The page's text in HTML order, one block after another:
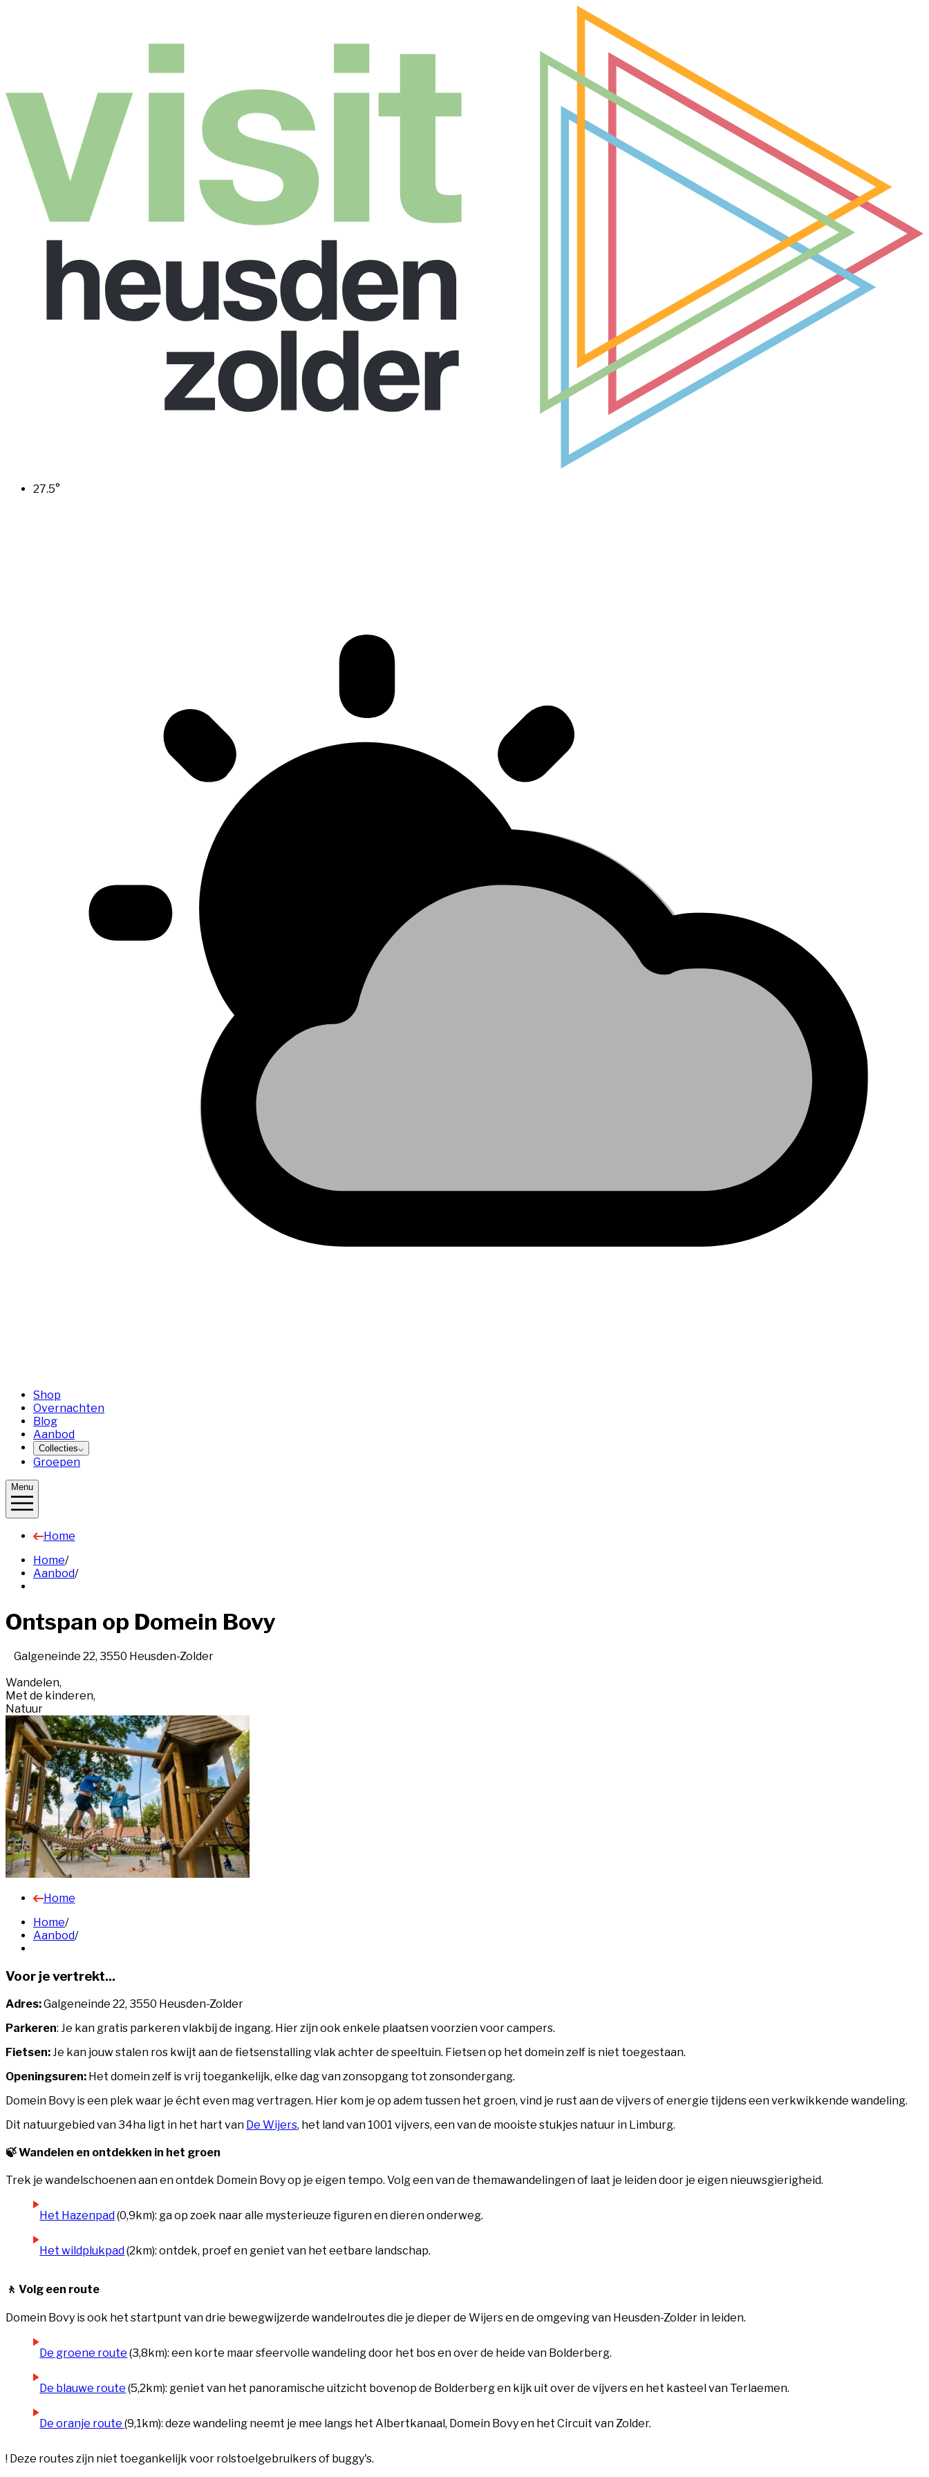
27.5°
Shop
Overnachten
Blog
Aanbod
Collecties
Groepen
Menu
Home
Home/
Aanbod/
Ontspan op Domein Bovy
Galgeneinde 22, 3550 Heusden-Zolder
Wandelen,
Met de kinderen,
Natuur
Home
Home/
Aanbod/
Voor je vertrekt...
Adres:Galgeneinde 22, 3550 Heusden-Zolder
Parkeren: Je kan gratis parkeren vlakbij de ingang. Hier zijn ook enkele plaatsen voorzien voor campers.
Fietsen: Je kan jouw stalen ros kwijt aan de fietsenstalling vlak achter de speeltuin. Fietsen op het domein zelf is niet toegestaan.
Openingsuren: Het domein zelf is vrij toegankelijk, elke dag van zonsopgang tot zonsondergang.
Domein Bovy is een plek waar je écht even mag vertragen. Hier kom je op adem tussen het groen, vind je rust aan de vijvers of energie tijdens een verkwikkende wandeling.
Dit natuurgebied van 34ha ligt in het hart van De Wijers, het land van 1001 vijvers, een van de mooiste stukjes natuur in Limburg.
🍃 Wandelen en ontdekken in het groen
Trek je wandelschoenen aan en ontdek Domein Bovy op je eigen tempo. Volg een van de themawandelingen of laat je leiden door je eigen nieuwsgierigheid.
Het Hazenpad(0,9km): ga op zoek naar alle mysterieuze figuren en dieren onderweg.
Het wildplukpad(2km): ontdek, proef en geniet van het eetbare landschap.
🚶 Volg een route
Domein Bovy is ook het startpunt van drie bewegwijzerde wandelroutes die je dieper de Wijers en de omgeving van Heusden-Zolder in leiden.
De groene route (3,8km): een korte maar sfeervolle wandeling door het bos en over de heide van Bolderberg.
De blauwe route (5,2km): geniet van het panoramische uitzicht bovenop de Bolderberg en kijk uit over de vijvers en het kasteel van Terlaemen.
De oranje route(9,1km): deze wandeling neemt je mee langs het Albertkanaal, Domein Bovy en het Circuit van Zolder.
! Deze routes zijn niet toegankelijk voor rolstoelgebruikers of buggy's.